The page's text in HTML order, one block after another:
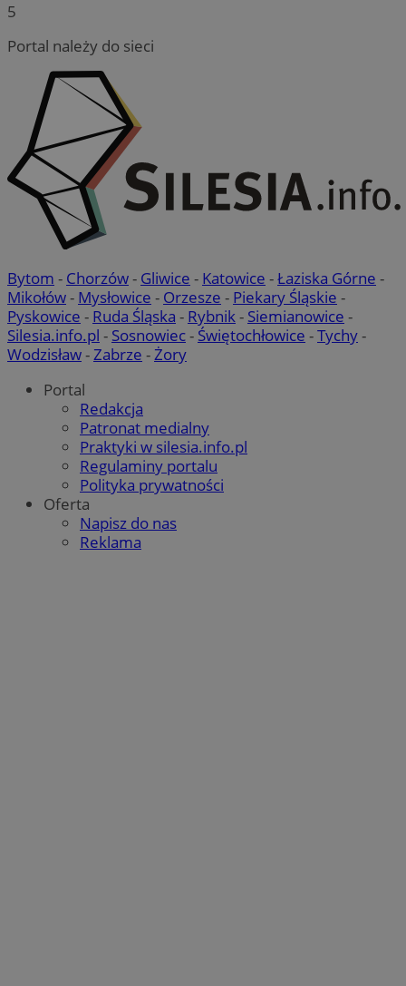
5
Portal należy do sieci
Bytom - Chorzów- Gliwice - Katowice -Łaziska Górne -
Mikołów- Mysłowice - Orzesze - Piekary Śląskie -
Pyskowice - Ruda Śląska - Rybnik- Siemianowice -
Silesia.info.pl - Sosnowiec- Świętochłowice -Tychy-
Wodzisław-Zabrze -Żory
Portal
Redakcja
Patronat medialny
Praktyki w silesia.info.pl
Regulaminy portalu
Polityka prywatności
Oferta
Napisz do nas
Reklama